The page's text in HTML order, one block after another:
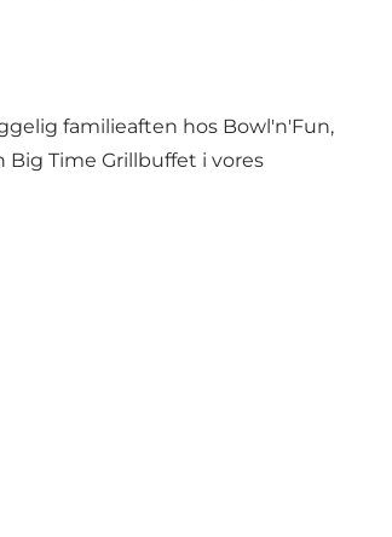
familieaften hos Bowl'n'Fun,
Time Grillbuffet i vores